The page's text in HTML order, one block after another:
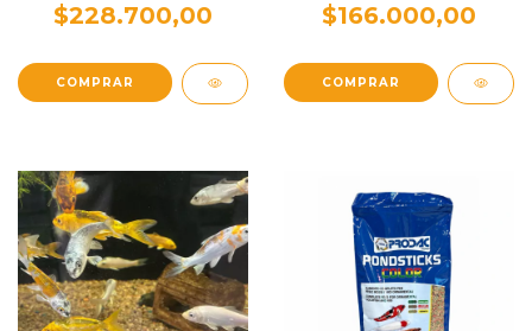
$228.700,00 $166.000,00